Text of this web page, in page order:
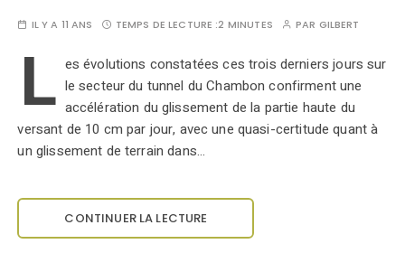
IL Y A 11 ANS TEMPS DE LECTURE :2 MINUTES PAR GILBERT
L es évolutions constatées ces trois derniers jours sur
le secteur du tunnel du Chambon confirment une
accélération du glissement de la partie haute du
versant de 10 cm par jour, avec une quasi-certitude quant à
un glissement de terrain dans…
CONTINUER LA LECTURE